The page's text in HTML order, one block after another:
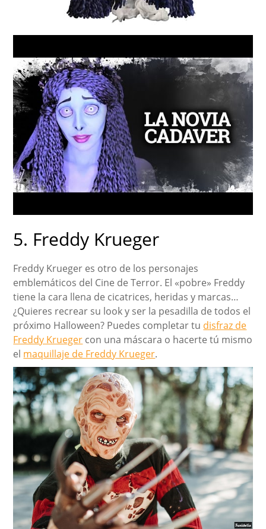
5. Freddy Krueger
Freddy Krueger es otro de los personajes
emblemáticos del Cine de Terror. El «pobre» Freddy
tiene la cara llena de cicatrices, heridas y marcas…
¿Quieres recrear su look y ser la pesadilla de todos el
próximo Halloween? Puedes completar tu disfraz de
Freddy Krueger con una máscara o hacerte tú mismo
el maquillaje de Freddy Krueger.